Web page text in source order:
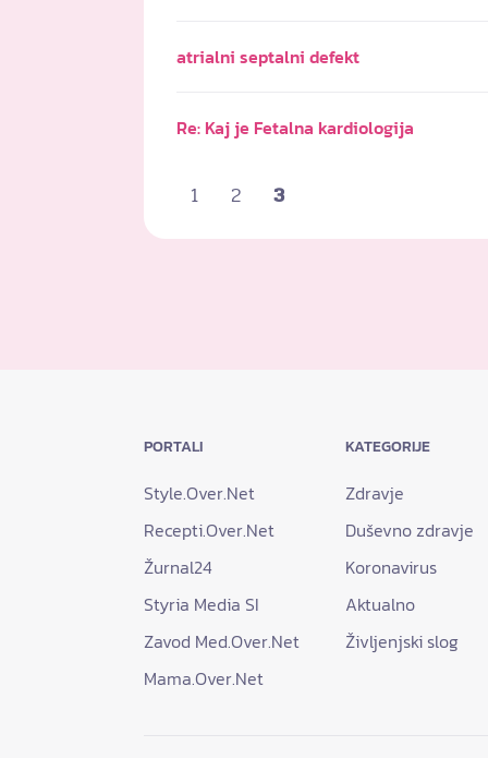
atrialni septalni defekt
Re: Kaj je Fetalna kardiologija
1 2 3
PORTALI
Style.Over.Net
Recepti.Over.Net
Žurnal24
Styria Media SI
Zavod Med.Over.Net
Mama.Over.Net
KATEGORIJE
Zdravje
Duševno zdravje
Koronavirus
Aktualno
Življenjski slog